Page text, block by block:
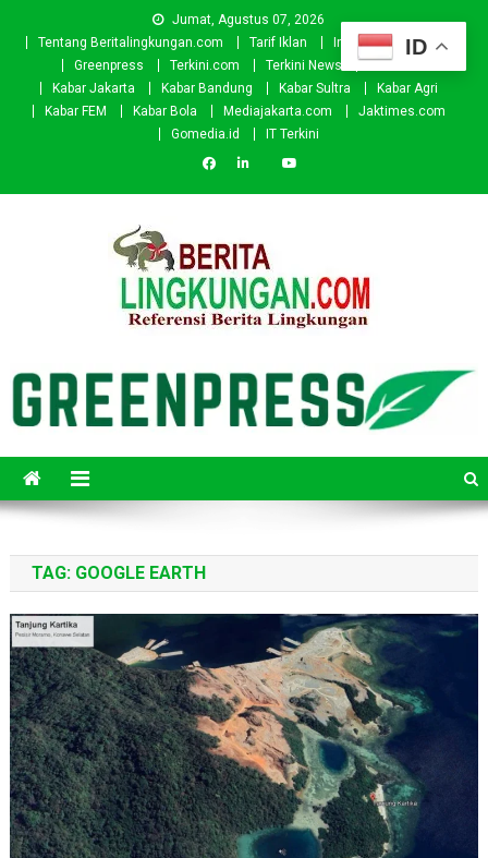
Jumat, Agustus 07, 2026
Tentang Beritalingkungan.com
Tarif Iklan Investor
Donasi
Greenpress
Terkini.com Terkini News
Kabar.id
Kabar Jakarta
Kabar Bandung Kabar Sultra
Kabar Agri
Kabar FEM
Kabar Bola Mediajakarta.com
Jaktimes.com
Gomedia.id
IT Terkini
TAG: GOOGLE EARTH
ID